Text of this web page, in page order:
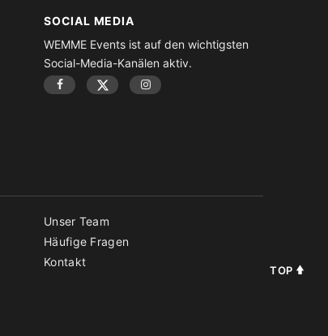
SOCIAL MEDIA
WEMME Events ist auf den wichtigsten
Social-Media-Kanälen aktiv.
Unser Team
Häufige Fragen
Kontakt
TOP